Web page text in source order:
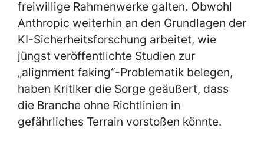
freiwillige Rahmenwerke galten. Obwohl
Anthropic weiterhin an den Grundlagen der
KI-Sicherheitsforschung arbeitet, wie
jüngst veröffentlichte Studien zur
„alignment faking“-Problematik belegen,
haben Kritiker die Sorge geäußert, dass
die Branche ohne Richtlinien in
gefährliches Terrain vorstoßen könnte.